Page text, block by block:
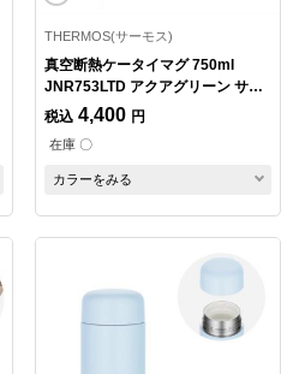
THERMOS(サーモス)
真空断熱ケータイマグ 750ml
JNR753LTD アクアグリーン サー
モス 水筒
税込 4,400 円
在庫 〇
カラーをみる